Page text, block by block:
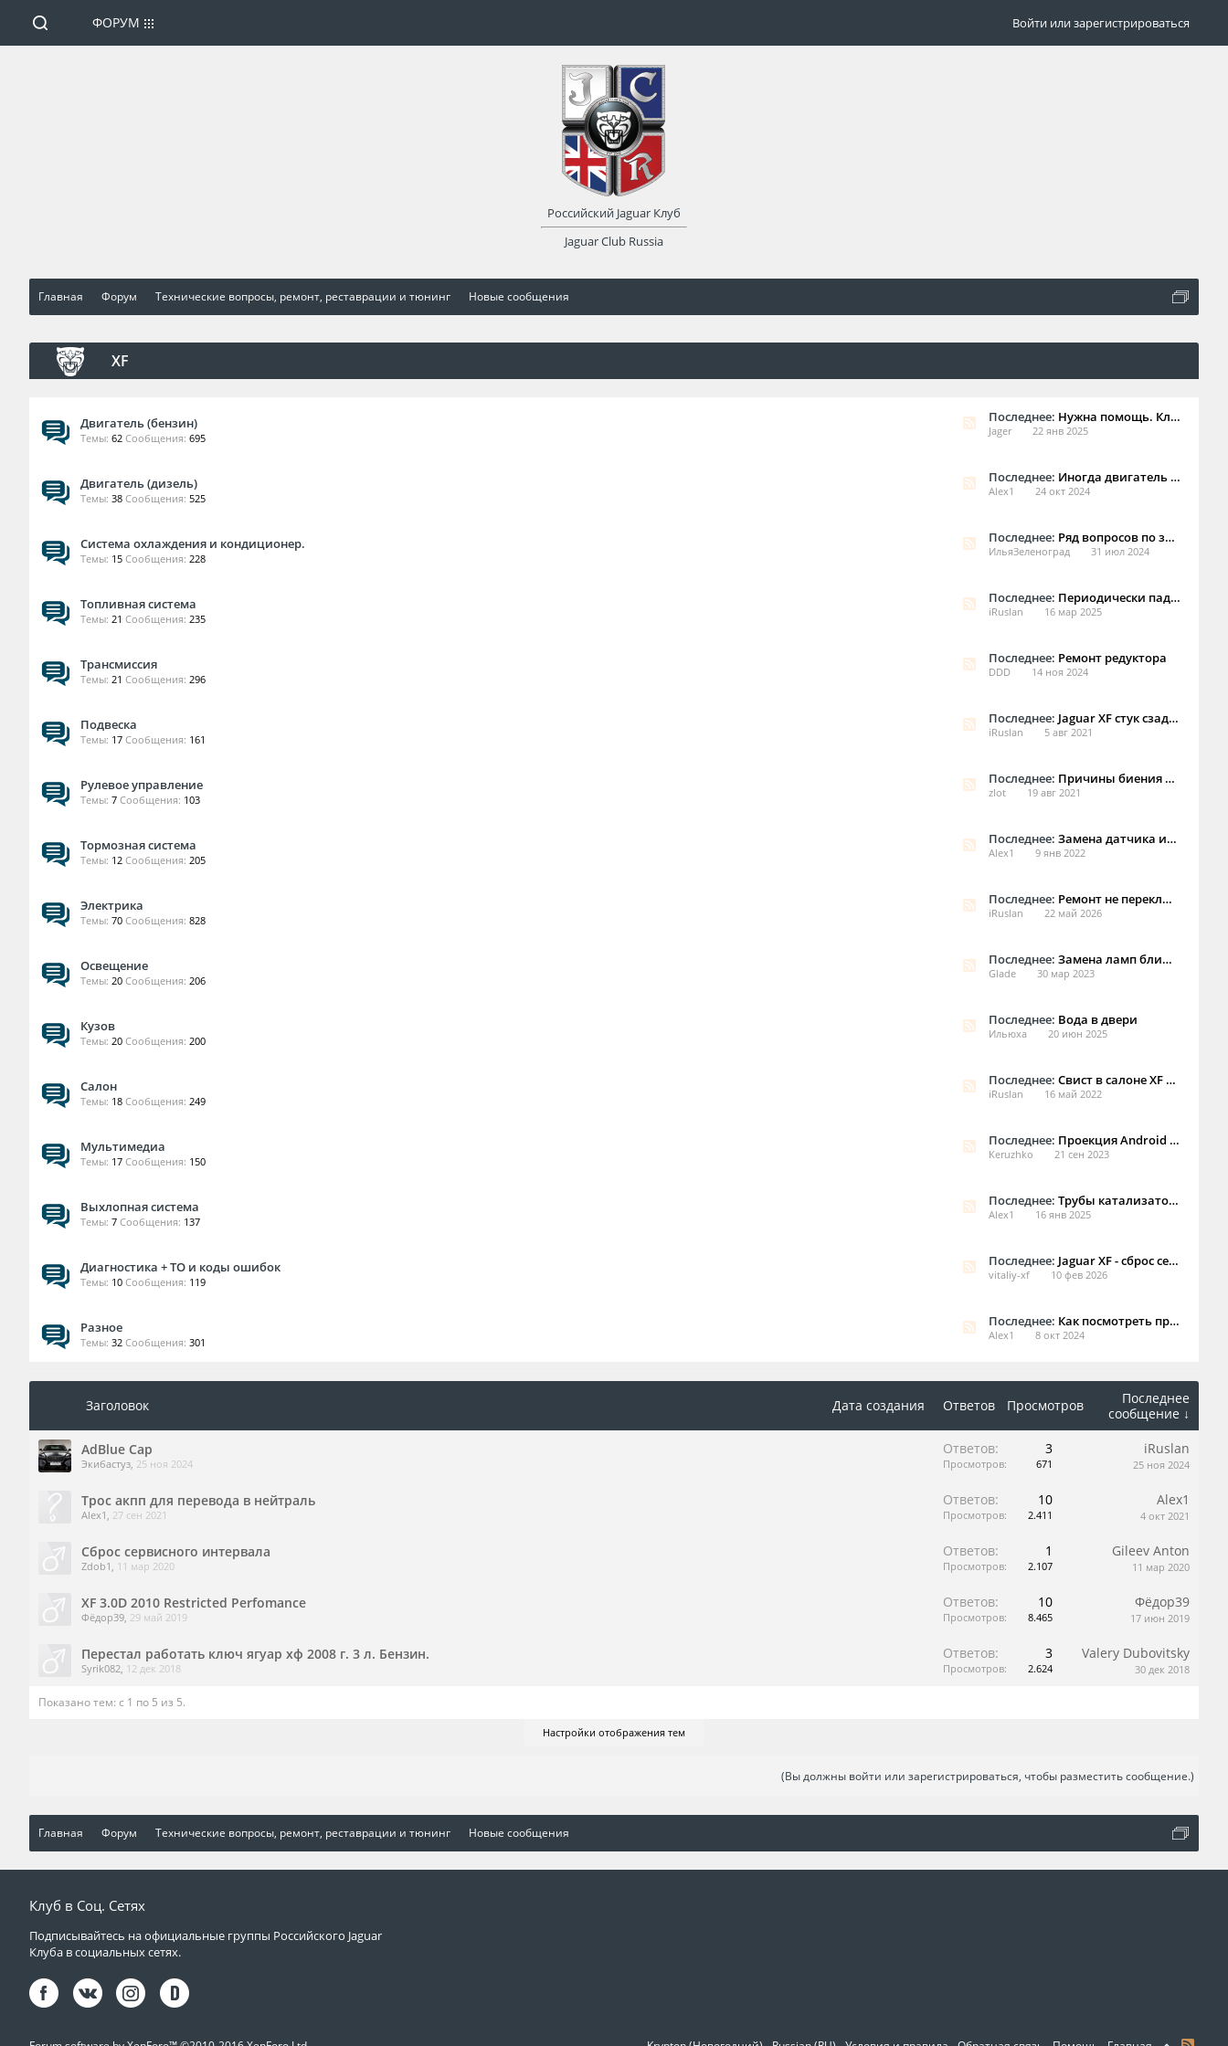
Главная Форум Технические вопросы, ремонт, реставрации и тюнинг Новые сообщения
XF
Двигатель (бензин)
Темы: 62 Сообщения: 695
Последнее: Нужна помощь. Клапан рециркуляции картерных газов. Ягуар ХФ 4.2
Jager 22 янв 2025
Двигатель (дизель)
Темы: 38 Сообщения: 525
Последнее: Иногда двигатель запускается не сразу
Alex1 24 окт 2024
Система охлаждения и кондиционер.
Темы: 15 Сообщения: 228
Последнее: Ряд вопросов по заливке масла в компрессор.
ИльяЗеленоград 31 июл 2024
Топливная система
Темы: 21 Сообщения: 235
Последнее: Периодически падает уровень топлива на 0
iRuslan 16 мар 2025
Трансмиссия
Темы: 21 Сообщения: 296
Последнее: Ремонт редуктора
DDD 14 ноя 2024
Подвеска
Темы: 17 Сообщения: 161
Последнее: Jaguar XF стук сзади слева
iRuslan 5 авг 2021
Рулевое управление
Темы: 7 Сообщения: 103
Последнее: Причины биения руля.
zlot 19 авг 2021
Тормозная система
Темы: 12 Сообщения: 205
Последнее: Замена датчика износа х260
Alex1 9 янв 2022
Электрика
Темы: 70 Сообщения: 828
Последнее: Ремонт не переключающегося селектора КПП на Х260
iRuslan 22 май 2026
Освещение
Темы: 20 Сообщения: 206
Последнее: Замена ламп ближнего света на рестайле
Glade 30 мар 2023
Кузов
Темы: 20 Сообщения: 200
Последнее: Вода в двери
Ильюха 20 июн 2025
Салон
Темы: 18 Сообщения: 249
Последнее: Свист в салоне XF 2016 2,5t
iRuslan 16 май 2022
Мультимедиа
Темы: 17 Сообщения: 150
Последнее: Проекция Android на экран Jaguar XF
Keruzhko 21 сен 2023
Выхлопная система
Темы: 7 Сообщения: 137
Последнее: Трубы катализаторов, или варианты решения проблемы.
Alex1 16 янв 2025
Диагностика + ТО и коды ошибок
Темы: 10 Сообщения: 119
Последнее: Jaguar XF - cброс сервисного интервала
vitaliy-xf 10 фев 2026
Разное
Темы: 32 Сообщения: 301
Последнее: Как посмотреть пробег с последнего ТО
Alex1 8 окт 2024
Заголовок Дата создания Ответов Просмотров
Последнее
сообщение ↓
AdBlue Cap
Экибастуз, 25 ноя 2024
Ответов: 3
Просмотров: 671
iRuslan
25 ноя 2024
Трос акпп для перевода в нейтраль
Alex1 , 27 сен 2021
Ответов: 10
Просмотров: 2.411
Alex1
4 окт 2021
Сброс сервисного интервала
Zdob1 , 11 мар 2020
Ответов: 1
Просмотров: 2.107
Gileev Anton
11 мар 2020
XF 3.0D 2010 Restricted Perfomance
Фёдор39, 29 май 2019
Ответов: 10
Просмотров: 8.465
Фёдор39
17 июн 2019
Перестал работать ключ ягуар хф 2008 г. 3 л. Бензин.
Syrik082, 12 дек 2018
Ответов: 3
Просмотров: 2.624
Valery Dubovitsky
30 дек 2018
Показано тем: с 1 по 5 из 5.
Настройки отображения тем
(Вы должны войти или зарегистрироваться, чтобы разместить сообщение.)
Главная Форум Технические вопросы, ремонт, реставрации и тюнинг Новые сообщения
ФОРУМ
Российский Jaguar Клуб
Jaguar Club Russia
Войти или зарегистрироваться
Клуб в Соц. Сетях
Подписывайтесь на официальные группы Российского Jaguar
Клуба в социальных сетях.